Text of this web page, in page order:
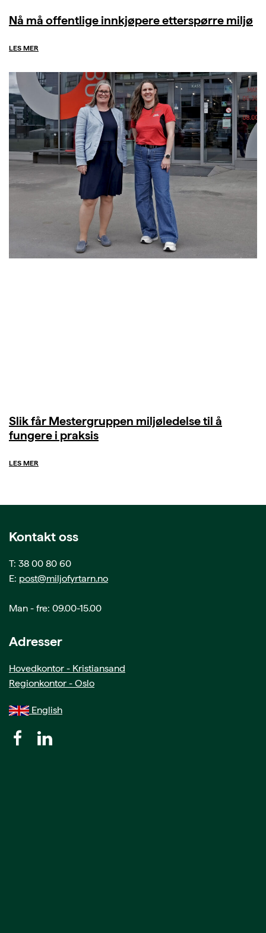
Nå må offentlige innkjøpere etterspørre miljø
LES MER
Slik får Mestergruppen miljøledelse til å
fungere i praksis
LES MER
Kontakt oss
T: 38 00 80 60
E: post@miljofyrtarn.no
Man - fre: 09.00-15.00
Adresser
Hovedkontor - Kristiansand
Regionkontor - Oslo
English